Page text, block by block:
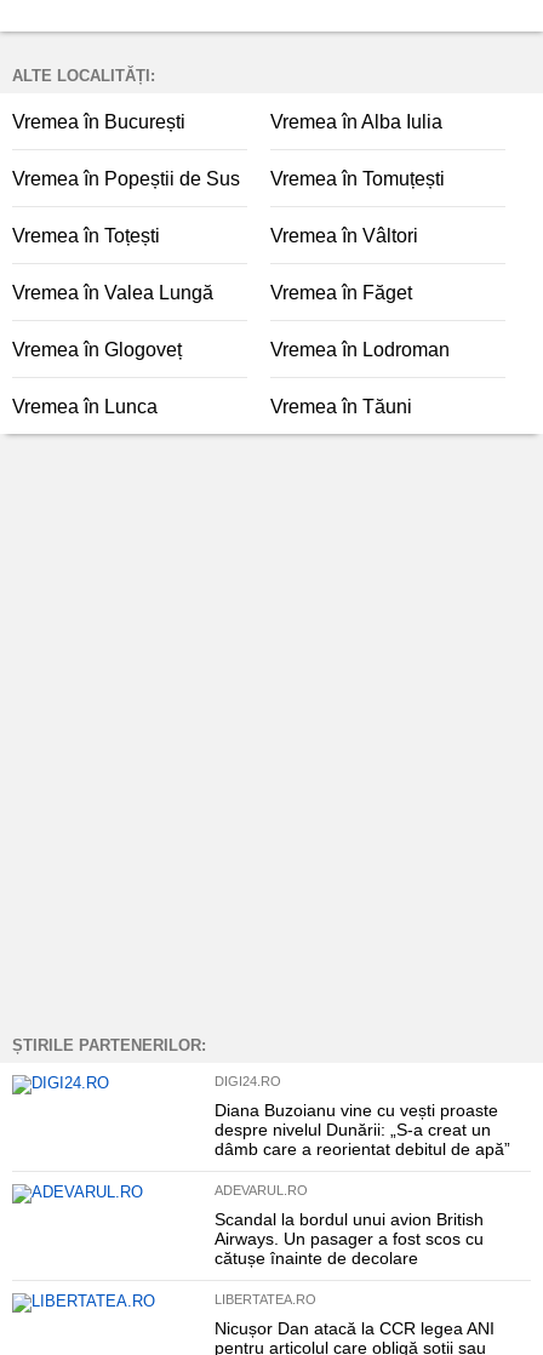
ALTE LOCALITĂȚI:
Vremea în București Vremea în Alba Iulia
Vremea în Popeștii de Sus Vremea în Tomuțești
Vremea în Toțești Vremea în Vâltori
Vremea în Valea Lungă Vremea în Făget
Vremea în Glogoveț Vremea în Lodroman
Vremea în Lunca Vremea în Tăuni
ȘTIRILE PARTENERILOR:
DIGI24.RO
Diana Buzoianu vine cu vești proaste
despre nivelul Dunării: „S-a creat un
dâmb care a reorientat debitul de apă”
ADEVARUL.RO
Scandal la bordul unui avion British
Airways. Un pasager a fost scos cu
cătușe înainte de decolare
LIBERTATEA.RO
Nicușor Dan atacă la CCR legea ANI
pentru articolul care obligă soții sau